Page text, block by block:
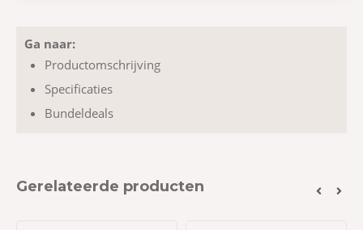
Ga naar:
Productomschrijving
Specificaties
Bundeldeals
Gerelateerde producten